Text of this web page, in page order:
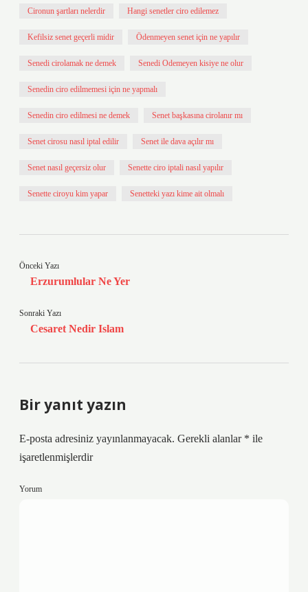
Cironun şartları nelerdir Hangi senetler ciro edilemez
Kefilsiz senet geçerli midir Ödenmeyen senet için ne yapılır
Senedi cirolamak ne demek Senedi Odemeyen kisiye ne olur
Senedin ciro edilmemesi için ne yapmalı
Senedin ciro edilmesi ne demek Senet başkasına cirolanır mı
Senet cirosu nasıl iptal edilir Senet ile dava açılır mı
Senet nasıl geçersiz olur Senette ciro iptali nasıl yapılır
Senette ciroyu kim yapar Senetteki yazı kime ait olmalı
Önceki Yazı
Erzurumlular Ne Yer
Sonraki Yazı
Cesaret Nedir Islam
Bir yanıt yazın
E-posta adresiniz yayınlanmayacak. Gerekli alanlar * ile
işaretlenmişlerdir
Yorum